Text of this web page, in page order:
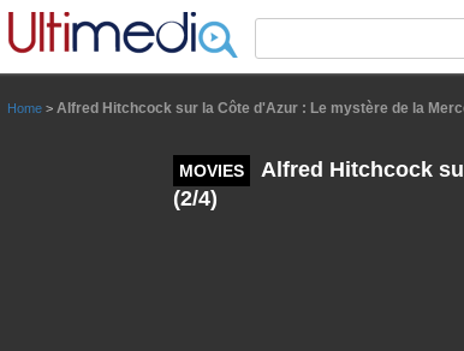
Home > Alfred Hitchcock sur la Côte d'Azur : Le mystère de la
MOVIES
Alfred Hitchcock
(2/4)